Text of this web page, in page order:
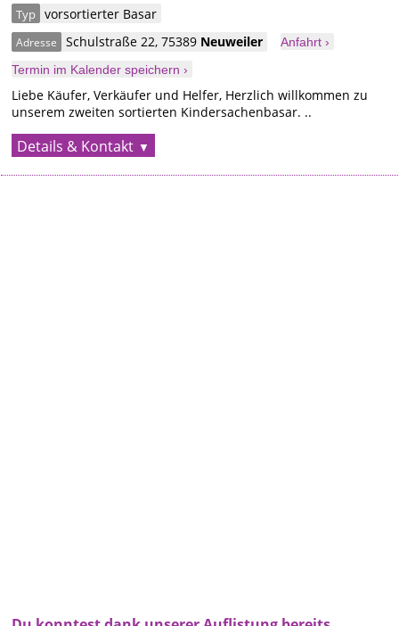
Typ vorsortierter Basar
Adresse Schulstraße 22,75389 Neuweiler
Anfahrt ›
Termin im Kalender speichern ›
Liebe Käufer, Verkäufer und Helfer, Herzlich willkommen zu
unserem zweiten sortierten Kindersachenbasar. ..
Details & Kontakt